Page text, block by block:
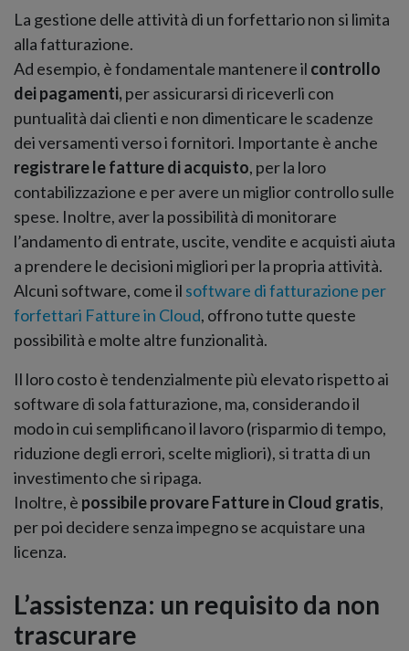
La gestione delle attività di un forfettario non si limita
alla fatturazione.
Ad esempio, è fondamentale mantenere il controllo
dei pagamenti,per assicurarsi di riceverli con
puntualità dai clienti e non dimenticare le scadenze
dei versamenti verso i fornitori. Importante è anche
registrare le fatture di acquisto, per la loro
contabilizzazione e per avere un miglior controllo sulle
spese. Inoltre, aver la possibilità di monitorare
l’andamento di entrate, uscite, vendite e acquisti aiuta
a prendere le decisioni migliori per la propria attività.
Alcuni software, come il software di fatturazione per
forfettari Fatture in Cloud, offrono tutte queste
possibilità e molte altre funzionalità.
Il loro costo è tendenzialmente più elevato rispetto ai
software di sola fatturazione, ma, considerando il
modo in cui semplificano il lavoro (risparmio di tempo,
riduzione degli errori, scelte migliori), si tratta di un
investimento che si ripaga.
Inoltre, è possibile provare Fatture in Cloud gratis,
per poi decidere senza impegno se acquistare una
licenza.
L’assistenza: un requisito da non
trascurare